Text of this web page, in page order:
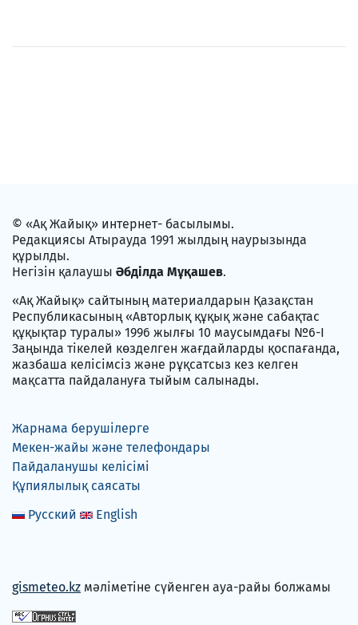
© «Ақ Жайық» интернет- басылымы.
Редакциясы Атырауда 1991 жылдың наурызында
құрылды.
Негізін қалаушы Әбділда Мұқашев.
«Ақ Жайық» сайтының материалдарын Қазақстан
Республикасының «Авторлық құқық және сабақтас
құқықтар туралы» 1996 жылғы 10 маусымдағы №6-I
Заңында тікелей көзделген жағдайларды қоспағанда,
жазбаша келісімсіз және рұқсатсыз кез келген
мақсатта пайдалануға тыйым салынады.
Жарнама берушілерге
Мекен-жайы және телефондары
Пайдаланушы келісімі
Құпиялылық саясаты
Русский
English
gismeteo.kz мәліметіне сүйенген ауа-райы болжамы